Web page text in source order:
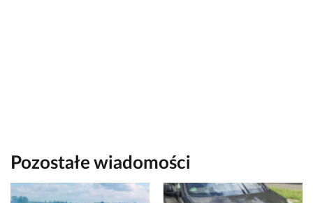
Pozostałe wiadomości